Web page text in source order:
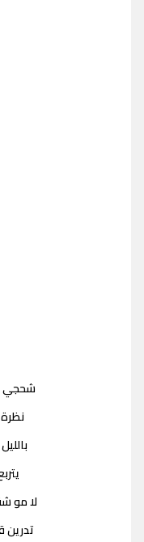
شحجي
لا مو
تدرين